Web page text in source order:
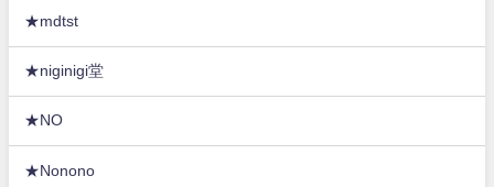
★mdtst
★niginigi堂
★NO
★Nonono